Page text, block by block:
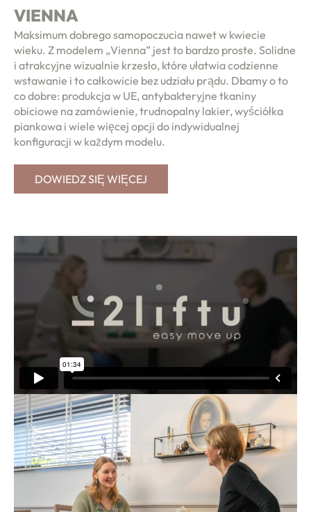
VIENNA
Maksimum dobrego samopoczucia nawet w kwiecie
wieku. Z modelem „Vienna” jest to bardzo proste. Solidne
i atrakcyjne wizualnie krzesło, które ułatwia codzienne
wstawanie i to całkowicie bez udziału prądu. Dbamy o to
co dobre: produkcja w UE, antybakteryjne tkaniny
obiciowe na zamówienie, trudnopalny lakier, wyściółka
piankowa i wiele więcej opcji do indywidualnej
konfiguracji w każdym modelu.
DOWIEDZ SIĘ WIĘCEJ